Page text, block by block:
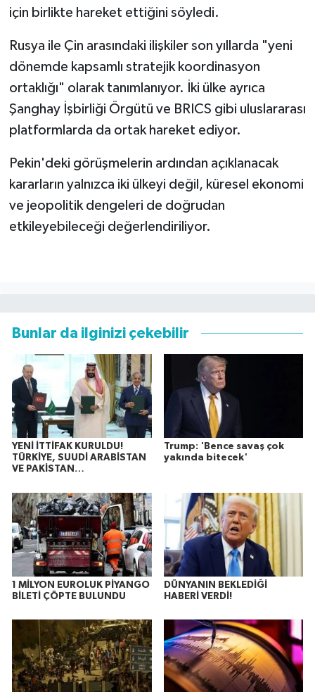
için birlikte hareket ettiğini söyledi.
Rusya ile Çin arasındaki ilişkiler son yıllarda "yeni
dönemde kapsamlı stratejik koordinasyon
ortaklığı" olarak tanımlanıyor. İki ülke ayrıca
Şanghay İşbirliği Örgütü ve BRICS gibi uluslararası
platformlarda da ortak hareket ediyor.
Pekin'deki görüşmelerin ardından açıklanacak
kararların yalnızca iki ülkeyi değil, küresel ekonomi
ve jeopolitik dengeleri de doğrudan
etkileyebileceği değerlendiriliyor.
Bunlar da ilginizi çekebilir
YENİ İTTİFAK KURULDU!
TÜRKİYE, SUUDİ ARABİSTAN
VE PAKİSTAN…
Trump: 'Bence savaş çok
yakında bitecek'
1 MİLYON EUROLUK PİYANGO
BİLETİ ÇÖPTE BULUNDU
DÜNYANIN BEKLEDİĞİ
HABERİ VERDİ!